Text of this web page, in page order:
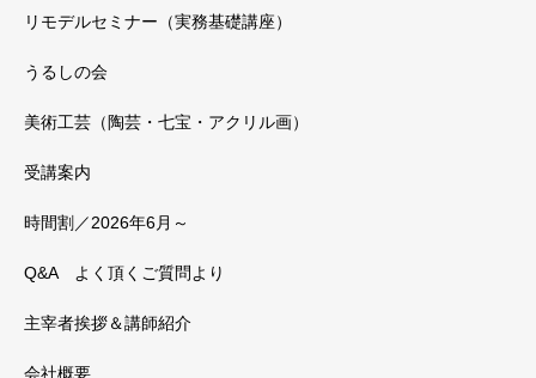
リモデルセミナー（実務基礎講座）
うるしの会
美術工芸（陶芸・七宝・アクリル画）
受講案内
時間割／2026年6月～
Q&A よく頂くご質問より
主宰者挨拶＆講師紹介
会社概要